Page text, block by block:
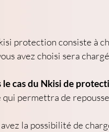
protection consiste à
avez choisi sera
le cas du Nkisi de
permettra de
la possibilité de